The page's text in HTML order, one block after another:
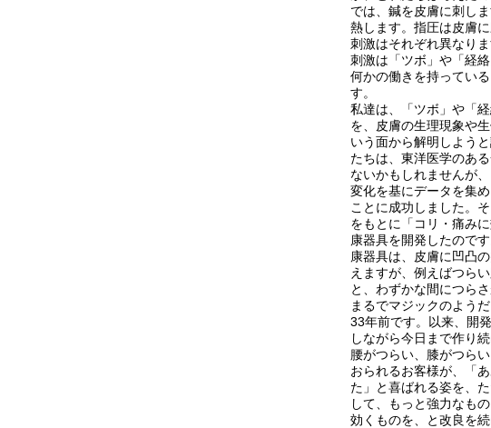
では、鍼を皮膚に刺し
熱します。指圧は皮膚に
刺激はそれぞれ異なり
刺激は「ツボ」や「経絡
何かの働きを持ってい
す。
私達は、「ツボ」や「
を、皮膚の生理現象や
いう面から解明しよう
たちは、東洋医学のあ
ないかもしれませんが
変化を基にデータを集
ことに成功しました。
をもとに「コリ・痛み
康器具を開発したので
康器具は、皮膚に凹凸
えますが、例えばつら
と、わずかな間につらさ
まるでマジックのよう
33年前です。以来、開
しながら今日まで作り続
腰がつらい、膝がつら
おられるお客様が、「
た」と喜ばれる姿を、
して、もっと強力なも
効くものを、と改良を続